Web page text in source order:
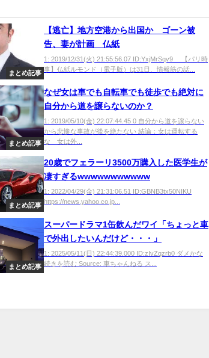
まとめ記事
【逃亡】地方空港から出国か ゴーン被
告、妻が計画 仏紙
1: 2019/12/31(火) 21:55:56.07 ID:YxjMrSqv9 【パリ時
事】仏紙ルモンド（電子版）は31日、情報筋の話...
まとめ記事
なぜ女は車でも自転車でも徒歩でも絶対に
自分から道を譲らないのか？
1: 2019/05/10(金) 22:07:44.45 0 自分から道を譲らない
から悲惨な事故が後を絶たない 結論：女は運転する
な 女は外...
まとめ記事
20歳でフェラーリ3500万購入した医学生が
凄すぎるwwwwwwwwwww
1: 2022/04/29(金) 21:31:06.51 ID:GBNB3tx50NIKU
https://news.yahoo.co.jp...
まとめ記事
スーパードラマ1缶飲んだワイ「ちょっと車
で外出したいんだけど・・・」
1: 2025/05/11(日) 22:44:39.000 ID:zIvZqzrb0 ダメかな
続きを読む Source: 車ちゃんねる ス...